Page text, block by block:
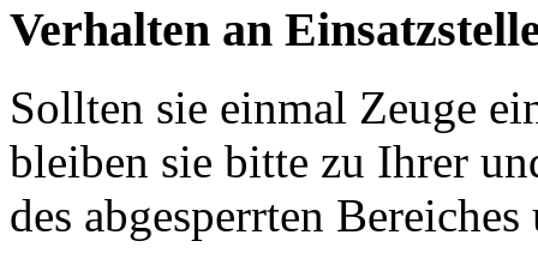
Verhalten an
Sollten sie einmal Zeuge
bleiben sie bitte zu Ihrer
des abgesperrten